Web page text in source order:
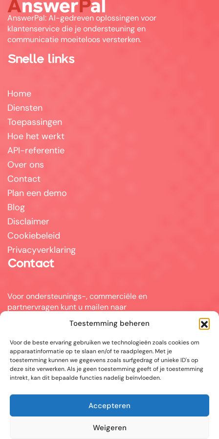
Toestemming beheren
Voor de beste ervaring gebruiken we technologieën zoals cookies om
apparaatinformatie op te slaan en/of te raadplegen. Met je
toestemming kunnen we gegevens zoals surfgedrag of unieke ID's op
deze site verwerken. Als je geen toestemming geeft of je toestemming
intrekt, kan dit bepaalde functies nadelig beïnvloeden.
Accepteren
Weigeren
AnswerPal: AI-gedreven oplossingen voor
klantenservice die je ondersteuning en
communicatie moeiteloos versterken.
Snelle links
Home
Diensten
Toepassingen
Hoe het werkt
API-referentie
Over ons
Contact
Plan een demo
Blog
Disclaimer
Cookiebeleid
Privacyverklaring
Contact
Voor ondersteunings-, commerciële en
partnervragen kunt u mailen naar
Bisschoppenhoflaan 380
2100 Antwerpen
België